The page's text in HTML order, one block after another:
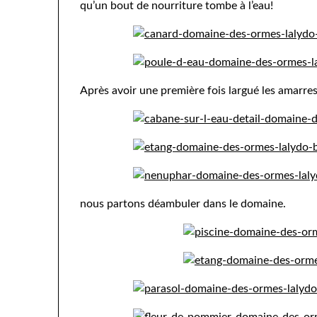
qu’un bout de nourriture tombe à l’eau!
Après avoir une première fois largué les
nous partons déambuler dans le domaine.